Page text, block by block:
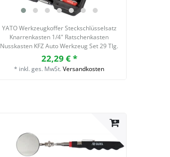
YATO Werkzeugkoffer Steckschlüsselsatz
Knarrenkasten 1/4" Ratschenkasten
Nusskasten KFZ Auto Werkzeug Set 29 Tlg.
22,29 € *
* inkl. ges. MwSt. Versandkosten